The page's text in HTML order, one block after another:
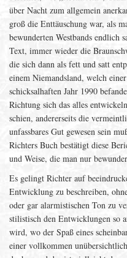
über Nacht zum allgemein
groß die Enttäuschung war, als
bewunderten Westbands endlich
Text, immer wieder die
die sich dann als fett und satt
einem Niemandsland, welch
schicksalhaften Jahr 1990
Richtung sich das alles
schien, andererseits die
unfassbares Gut gewesen sein
Richters Buch bestätigt diese
und Weise, die man nur
Es gelingt Richter auf
Entwicklung zu beschreiben,
oder gar alarmistischen Ton zu
stilistisch den Entwicklungen so
wird, wo der Spaß eines
einer vollkommen